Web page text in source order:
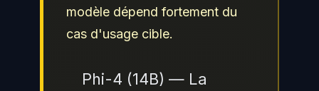
modèle dépend fortement du
cas d'usage cible.
Phi-4 (14B) — La